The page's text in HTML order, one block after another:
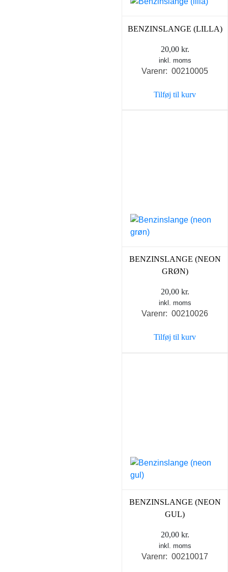
BENZINSLANGE (LILLA)
20,00 kr.
inkl. moms
Varenr: 00210005
Tilføj til kurv
BENZINSLANGE (NEON
GRØN)
20,00 kr.
inkl. moms
Varenr: 00210026
Tilføj til kurv
BENZINSLANGE (NEON
GUL)
20,00 kr.
inkl. moms
Varenr: 00210017